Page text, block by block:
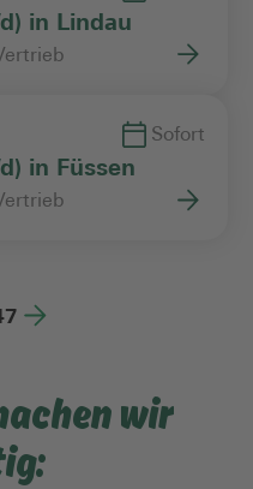
in Lindau
Sofort
in Füssen
wir